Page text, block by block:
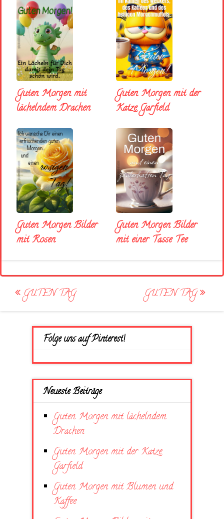
Guten Morgen mit
lächelndem Drachen
Guten Morgen mit der
Katze Garfield
Guten Morgen Bilder
mit Rosen
Guten Morgen Bilder
mit einer Tasse Tee
Post
navigation
GUTEN TAG GUTEN TAG
Folge uns auf Pinterest!
Neueste Beiträge
Guten Morgen mit lächelndem
Drachen
Guten Morgen mit der Katze
Garfield
Guten Morgen mit Blumen und
Kaffee